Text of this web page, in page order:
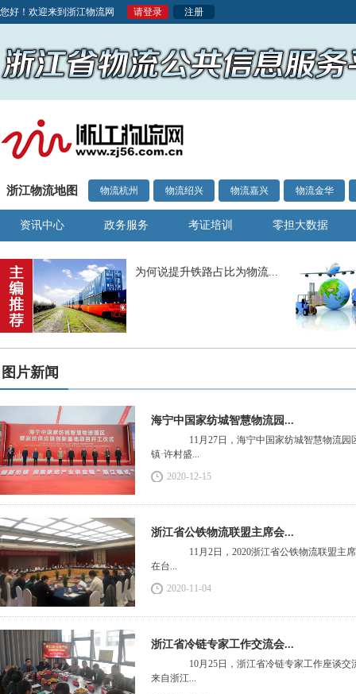
您好！欢迎来到浙江物流网 请登录 注册
浙江物流地图 物流杭州 物流绍兴 物流嘉兴 物流金华
资讯中心 政务服务 考证培训 零担大数据
为何说提升铁路占比为物流...
图片新闻
海宁中国家纺城智慧物流园...
11月27日，海宁中国家纺城智慧物流园
镇·许村盛...
2020-12-15
浙江省公铁物流联盟主席会...
11月2日，2020浙江省公铁物流联盟主席
在台...
2020-11-04
浙江省冷链专家工作交流会...
10月25日，浙江省冷链专家工作座谈交
来自浙江...